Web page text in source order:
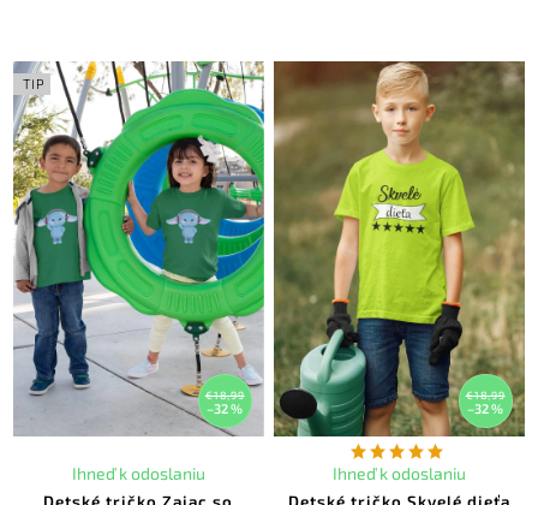
TIP
€18,99
–32 %
Ihneď k odoslaniu
€18,99
–32 %
Ihneď k odoslaniu